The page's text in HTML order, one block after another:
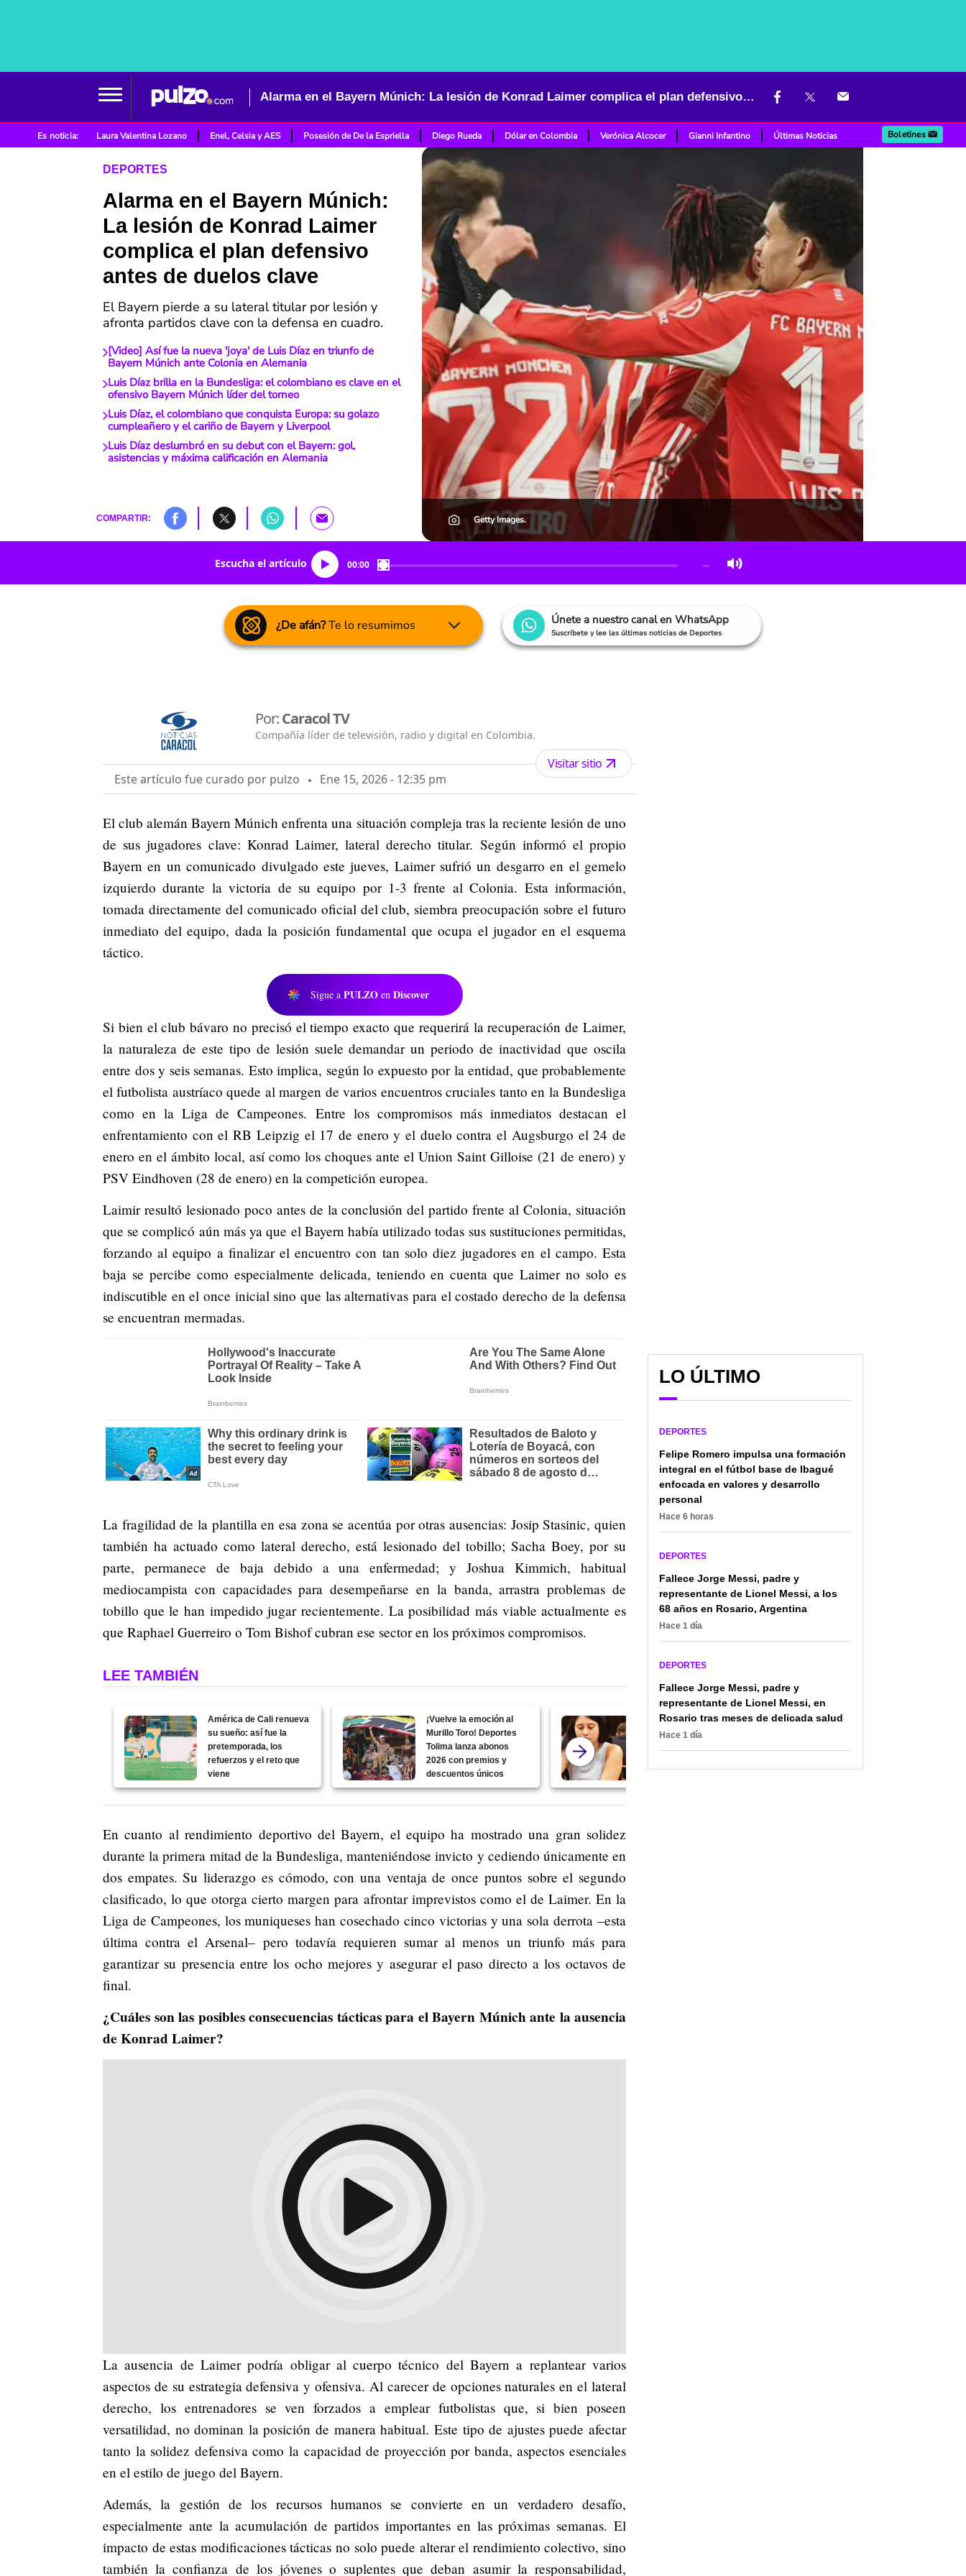
Alarma en el Bayern Múnich: La lesión de Konrad Laimer complica el plan defensivo antes de duelos clave
Es noticia: Laura Valentina Lozano Enel, Celsia y AES Posesión de De la Espriella Diego Rueda Dólar en Colombia Verónica Alcocer Gianni Infantino Últimas Noticias Boletines
DEPORTES
Alarma en el Bayern Múnich:
La lesión de Konrad Laimer
complica el plan defensivo
antes de duelos clave
El Bayern pierde a su lateral titular por lesión y
afronta partidos clave con la defensa en cuadro.
[Video] Así fue la nueva 'joya' de Luis Díaz en triunfo de
Bayern Múnich ante Colonia en Alemania
Luis Díaz brilla en la Bundesliga: el colombiano es clave en el
ofensivo Bayern Múnich líder del torneo
Luis Díaz, el colombiano que conquista Europa: su golazo
cumpleañero y el cariño de Bayern y Liverpool
Luis Díaz deslumbró en su debut con el Bayern: gol,
asistencias y máxima calificación en Alemania
COMPARTIR: Getty Images.
Escucha el artículo 00:00 …
¿De afán?Te lo resumimos Únete a nuestro canal en WhatsApp
Suscríbete y lee las últimas noticias de Deportes
Por:Caracol TV
Compañía líder de televisión, radio y digital en Colombia.
Este artículo fue curado por pulzo Ene 15, 2026 - 12:35 pm
Visitar sitio
El club alemán Bayern Múnich enfrenta una situación compleja tras la reciente lesión de uno
de sus jugadores clave: Konrad Laimer, lateral derecho titular. Según informó el propio
Bayern en un comunicado divulgado este jueves, Laimer sufrió un desgarro en el gemelo
izquierdo durante la victoria de su equipo por 1-3 frente al Colonia. Esta información,
tomada directamente del comunicado oficial del club, siembra preocupación sobre el futuro
inmediato del equipo, dada la posición fundamental que ocupa el jugador en el esquema
táctico.
Sigue a PULZO en Discover
Si bien el club bávaro no precisó el tiempo exacto que requerirá la recuperación de Laimer,
la naturaleza de este tipo de lesión suele demandar un periodo de inactividad que oscila
entre dos y seis semanas. Esto implica, según lo expuesto por la entidad, que probablemente
el futbolista austríaco quede al margen de varios encuentros cruciales tanto en la Bundesliga
como en la Liga de Campeones. Entre los compromisos más inmediatos destacan el
enfrentamiento con el RB Leipzig el 17 de enero y el duelo contra el Augsburgo el 24 de
enero en el ámbito local, así como los choques ante el Union Saint Gilloise (21 de enero) y
PSV Eindhoven (28 de enero) en la competición europea.
Laimir resultó lesionado poco antes de la conclusión del partido frente al Colonia, situación
que se complicó aún más ya que el Bayern había utilizado todas sus sustituciones permitidas,
forzando al equipo a finalizar el encuentro con tan solo diez jugadores en el campo. Esta
baja se percibe como especialmente delicada, teniendo en cuenta que Laimer no solo es
indiscutible en el once inicial sino que las alternativas para el costado derecho de la defensa
se encuentran mermadas.
La fragilidad de la plantilla en esa zona se acentúa por otras ausencias: Josip Stasinic, quien
también ha actuado como lateral derecho, está lesionado del tobillo; Sacha Boey, por su
parte, permanece de baja debido a una enfermedad; y Joshua Kimmich, habitual
mediocampista con capacidades para desempeñarse en la banda, arrastra problemas de
tobillo que le han impedido jugar recientemente. La posibilidad más viable actualmente es
que Raphael Guerreiro o Tom Bishof cubran ese sector en los próximos compromisos.
LEE TAMBIÉN
América de Cali renueva
su sueño: así fue la
pretemporada, los
refuerzos y el reto que
viene
¡Vuelve la emoción al
Murillo Toro! Deportes
Tolima lanza abonos
2026 con premios y
descuentos únicos
De las competencias al
tablero de la vida: así
En cuanto al rendimiento deportivo del Bayern, el equipo ha mostrado una gran solidez
durante la primera mitad de la Bundesliga, manteniéndose invicto y cediendo únicamente en
dos empates. Su liderazgo es cómodo, con una ventaja de once puntos sobre el segundo
clasificado, lo que otorga cierto margen para afrontar imprevistos como el de Laimer. En la
Liga de Campeones, los muniqueses han cosechado cinco victorias y una sola derrota –esta
última contra el Arsenal– pero todavía requieren sumar al menos un triunfo más para
garantizar su presencia entre los ocho mejores y asegurar el paso directo a los octavos de
final.
¿Cuáles son las posibles consecuencias tácticas para el Bayern Múnich ante la ausencia
de Konrad Laimer?
La ausencia de Laimer podría obligar al cuerpo técnico del Bayern a replantear varios
aspectos de su estrategia defensiva y ofensiva. Al carecer de opciones naturales en el lateral
derecho, los entrenadores se ven forzados a emplear futbolistas que, si bien poseen
versatilidad, no dominan la posición de manera habitual. Este tipo de ajustes puede afectar
tanto la solidez defensiva como la capacidad de proyección por banda, aspectos esenciales
en el estilo de juego del Bayern.
Además, la gestión de los recursos humanos se convierte en un verdadero desafío,
especialmente ante la acumulación de partidos importantes en las próximas semanas. El
impacto de estas modificaciones tácticas no solo puede alterar el rendimiento colectivo, sino
también la confianza de los jóvenes o suplentes que deban asumir la responsabilidad,
LO ÚLTIMO
DEPORTES
Felipe Romero impulsa una formación
integral en el fútbol base de Ibagué
enfocada en valores y desarrollo
personal
Hace 6 horas
DEPORTES
Fallece Jorge Messi, padre y
representante de Lionel Messi, a los
68 años en Rosario, Argentina
Hace 1 día
DEPORTES
Fallece Jorge Messi, padre y
representante de Lionel Messi, en
Rosario tras meses de delicada salud
Hace 1 día